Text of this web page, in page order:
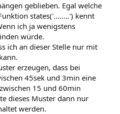
geblieben. Egal welche
states('........') kennt
ich ja wenigstens
würde.
ich an dieser Stelle nur mit
erzeugen, dass bei
45sek und 3min eine
15 und 60min
dieses Muster dann nur
werden.